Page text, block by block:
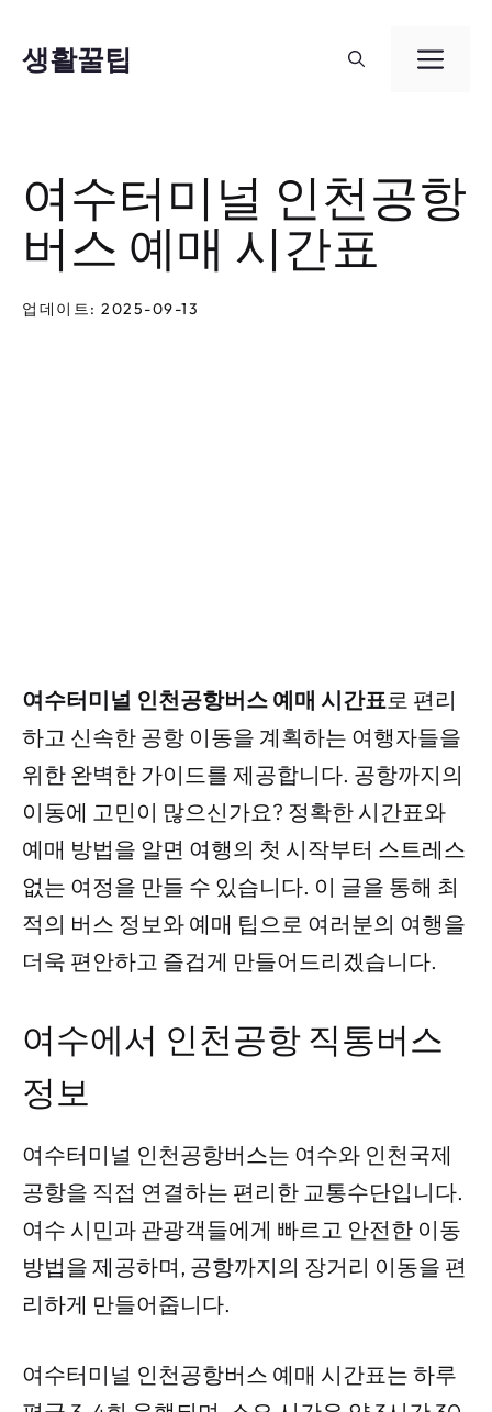
생활꿀팁
메
여수터미널 인천공항
버스 예매 시간표
업데이트: 2025-09-13
여수터미널 인천공항버스 예매 시간표로 편리
하고 신속한 공항 이동을 계획하는 여행자들을
위한 완벽한 가이드를 제공합니다. 공항까지의
이동에 고민이 많으신가요? 정확한 시간표와
예매 방법을 알면 여행의 첫 시작부터 스트레스
없는 여정을 만들 수 있습니다. 이 글을 통해 최
적의 버스 정보와 예매 팁으로 여러분의 여행을
더욱 편안하고 즐겁게 만들어드리겠습니다.
여수에서 인천공항 직통버스
정보
여수터미널 인천공항버스는 여수와 인천국제
공항을 직접 연결하는 편리한 교통수단입니다.
여수 시민과 관광객들에게 빠르고 안전한 이동
방법을 제공하며, 공항까지의 장거리 이동을 편
리하게 만들어줍니다.
여수터미널 인천공항버스 예매 시간표는 하루